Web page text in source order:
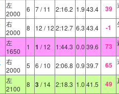
左
2000
6 7/ 11 2:16.2 1.9 43.4 39
右
2000
8 12 / 12 2:12.7 6.3 43.4 -1
左
1650
1 1 / 12 1:44.3 0.0 39.6 73
右
2000
5 6 / 10 2:06.8 0.9 39.7 65
左
2100
8 3/ 14 2:18.3 1.0 41.5 49